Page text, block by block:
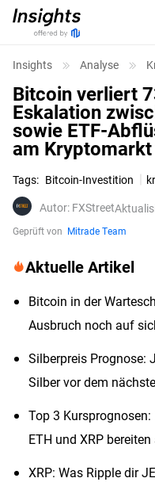
Insights Analyse
Bitcoin verliert
Eskalation
sowie ETF-
am
Tags: Bitcoin-Investition
Autor: FXStreet
Geprüft von Mitrade Team
Aktuelle Artikel
Bitcoin in der
Ausbruch noch auf
Silberpreis Prognose:
Silber vor dem
Top 3
ETH und XRP
XRP: Was Ripple dir